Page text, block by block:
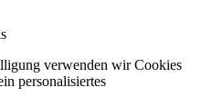
verwenden wir Cookies
personalisiertes